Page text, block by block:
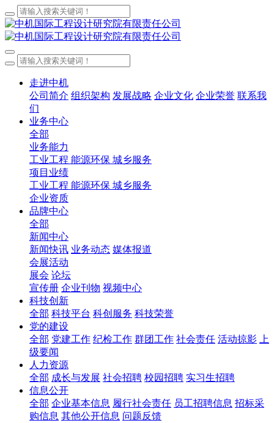
走进中机
公司简介 组织架构 发展战略 企业文化 企业荣誉 联系我
们
业务中心
全部
业务能力
工业工程 能源环保 城乡服务
项目业绩
工业工程 能源环保 城乡服务
企业资质
品牌中心
全部
新闻中心
新闻快讯 业务动态 媒体报道
会展活动
展会 论坛
宣传册 企业刊物 视频中心
科技创新
全部 科技平台 科创服务 科技荣誉
党的建设
全部 党建工作 纪检工作 群团工作 社会责任 活动掠影
上
级要闻
人力资源
全部 成长与发展 社会招聘 校园招聘 实习生招聘
信息公开
全部 企业基本信息 履行社会责任 员工招聘信息 招标采
购信息 其他公开信息 问题反馈